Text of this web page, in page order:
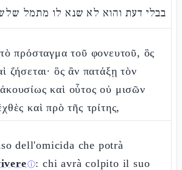
בבלי דעת והוא לא שנא לו מתמל
πρόσταγμα τοῦ φονευτοῦ, ὃς
ζήσεται· ὃς ἂν πατάξῃ τὸν
καὶ οὗτος οὐ μισῶν
καὶ πρὸ τῆς τρίτης,
dell'omicida che potrà
ⓘ: chi avrà colpito il suo